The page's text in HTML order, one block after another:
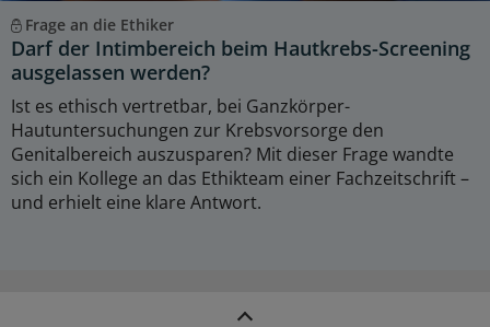
Frage an die Ethiker
Darf der Intimbereich beim Hautkrebs-Screening
ausgelassen werden?
Ist es ethisch vertretbar, bei Ganzkörper-
Hautuntersuchungen zur Krebsvorsorge den
Genitalbereich auszusparen? Mit dieser Frage wandte
sich ein Kollege an das Ethikteam einer Fachzeitschrift –
und erhielt eine klare Antwort.